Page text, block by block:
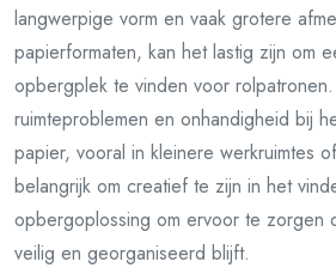
langwerpige vorm en vaak grotere
papierformaten, kan het lastig zijn om
opbergplek te vinden voor
ruimteproblemen en onhandigheid bij
papier, vooral in kleinere werkruimtes
belangrijk om creatief te zijn in het
opbergoplossing om ervoor te zorgen
veilig en georganiseerd blijft.